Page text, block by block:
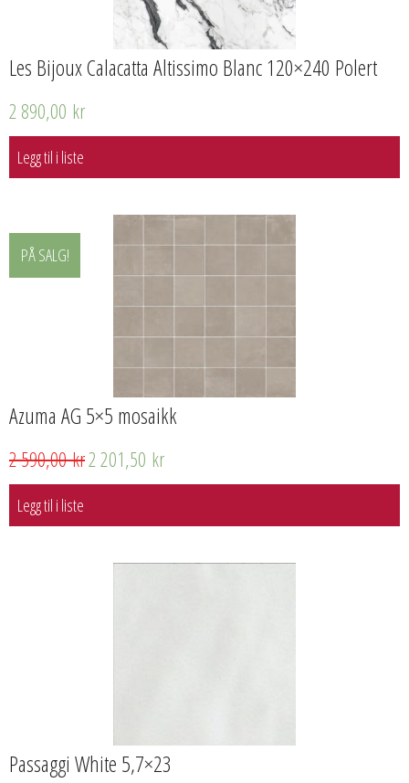
Les Bijoux Calacatta Altissimo Blanc 120×240 Polert
2 890,00 kr
Legg til i liste
PÅ SALG!
Azuma AG 5×5 mosaikk
2 590,00kr2 201,50 kr
Legg til i liste
Passaggi White 5,7×23